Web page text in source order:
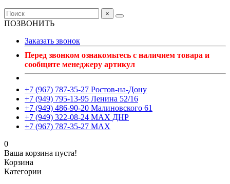
×
ПОЗВОНИТЬ
Заказать звонок
Перед звонком ознакомьтесь с наличием товара и
сообщите менеджеру артикул
+7 (967) 787-35-27 Ростов-на-Дону
+7 (949) 795-13-95 Ленина 52/16
+7 (949) 486-90-20 Малиновского 61
+7 (949) 322-08-24 MAX ДНР
+7 (967) 787-35-27 MAX
0
Ваша корзина пуста!
Корзина
Категории